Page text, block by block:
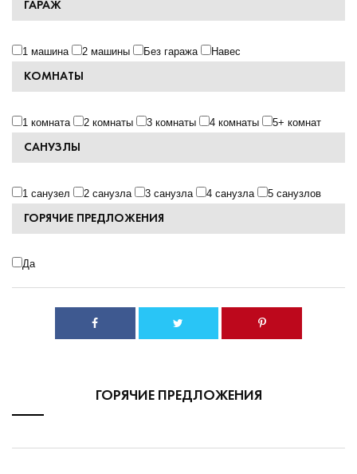
ГАРАЖ
1 машина 2 машины Без гаража Навес
КОМНАТЫ
1 комната 2 комнаты 3 комнаты 4 комнаты 5+ комнат
САНУЗЛЫ
1 санузел 2 санузла 3 санузла 4 санузла 5 санузлов
ГОРЯЧИЕ ПРЕДЛОЖЕНИЯ
Да
ГОРЯЧИЕ ПРЕДЛОЖЕНИЯ